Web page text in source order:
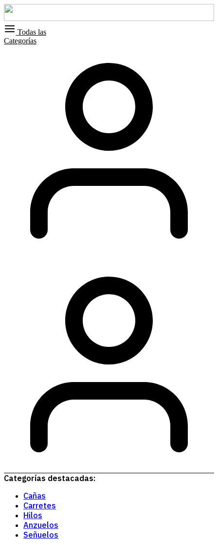
Todas las
Categorías
Categorías destacadas:
Cañas
Carretes
Hilos
Anzuelos
Señuelos